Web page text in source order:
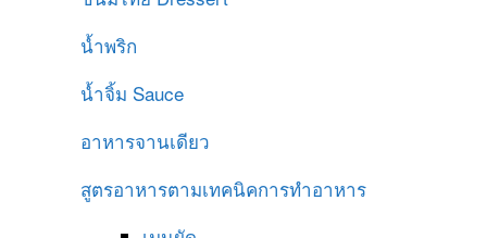
น้ำพริก
น้ำจิ้ม Sauce
อาหารจานเดียว
สูตรอาหารตามเทคนิคการทำอาหาร